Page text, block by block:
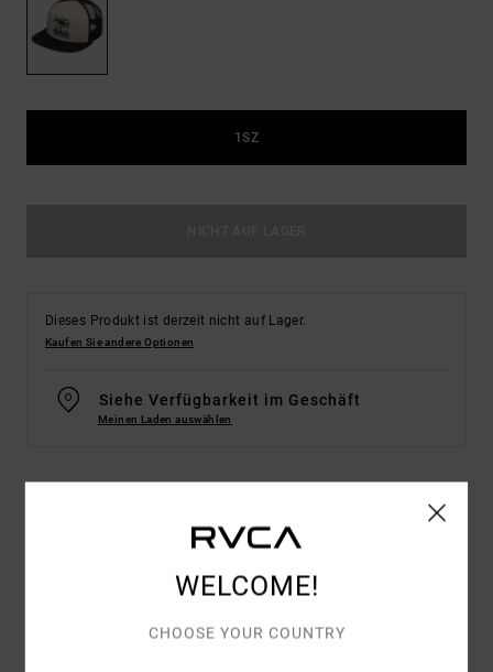
1SZ
Dieses Produkt ist derzeit nicht auf Lager.
Kaufen Sie andere Optionen
Siehe Verfügbarkeit im Geschäft
Meinen Laden auswählen
WELCOME!
CHOOSE YOUR COUNTRY